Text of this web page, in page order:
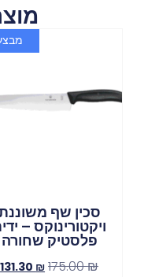
סכין שף
ויקטורינוקס –
פלסטיק שחורה
175.00₪
131.30 ₪